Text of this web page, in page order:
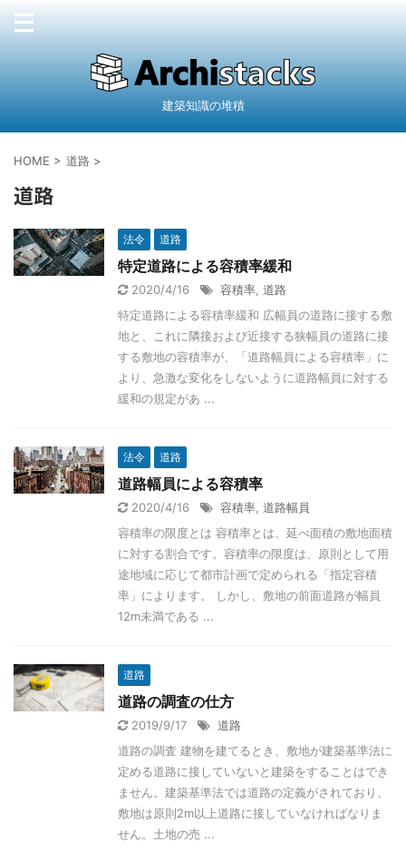
建築知識の堆積
HOME > 道路 >
道路
法令 道路
特定道路による容積率緩和
2020/4/16 容積率 道路
特定道路による容積率緩和 広幅員の道路に接する敷
地と、これに隣接および近接する狭幅員の道路に接
する敷地の容積率が、「道路幅員による容積率」に
より、急激な変化をしないように道路幅員に対する
緩和の規定があ ...
法令 道路
道路幅員による容積率
2020/4/16 容積率 道路幅員
容積率の限度とは 容積率とは、延べ面積の敷地面積
に対する割合です。容積率の限度は、原則として用
途地域に応じて都市計画で定められる「指定容積
率」によります。 しかし、敷地の前面道路が幅員
12m未満である ...
道路
道路の調査の仕方
2019/9/17
道路
道路の調査 建物を建てるとき、敷地が建築基準法に
定める道路に接していないと建築をすることはでき
ません。建築基準法では道路の定義がされており、
敷地は原則2m以上道路に接していなければなりま
せん。土地の売 ...